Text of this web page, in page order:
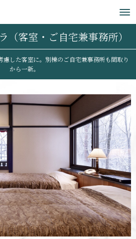
（客室・ご自宅兼事務所）
した客室に。別棟のご自宅兼事務所も間取り
から一新。